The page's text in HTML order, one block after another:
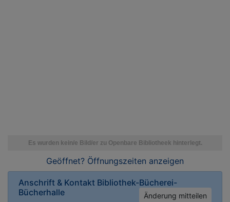
Geöffnet? Öffnungszeiten anzeigen
Anschrift & Kontakt Bibliothek-Bücherei-
Bücherhalle
Änderung mitteilen